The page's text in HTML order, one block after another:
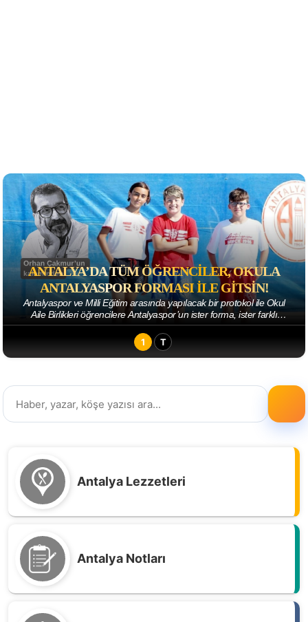
ANTALYA’DA TÜM ÖĞRENCILER, OKULA
ANTALYASPOR FORMASI ILE GITSIN!
Antalyaspor ve Milli Eğitim arasında yapılacak bir protokol ile Okul
Aile Birlikleri öğrencilere Antalyaspor’un ister forma, ister farklı
giysilerinden birin...
1
T
Antalya Lezzetleri
Antalya Notları